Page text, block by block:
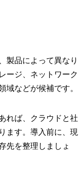
製品によって異なり
ージ、ネットワーク
域などが候補です。
れば、クラウドと社
ます。導入前に、現
先を整理しましょ